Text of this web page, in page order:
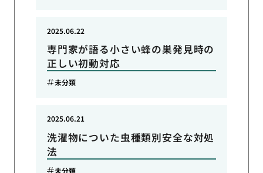
専門家が語る小さい蜂の巣発見時の
正しい初動対応
2025.06.22
未分類
洗濯物についた虫種類別安全な対処
法
2025.06.21
未分類